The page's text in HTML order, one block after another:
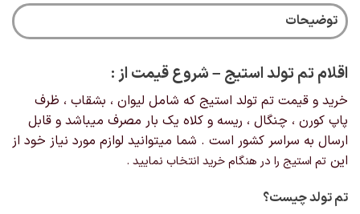
باشد.
ها
در
صفحه
محصول
انتخاب
توضیحات
اقلام تم تولد استیج – شروع قیمت از :
خرید و قیمت تم تولد استیج که شامل لیوان ، بشقاب ، ظرف
پاپ کورن ، چنگال ، ریسه و کلاه یک بار مصرف میباشد و قابل
ارسال به سراسر کشور است . شما میتوانید لوازم مورد نیاز خود از
این تم استیج را در هنگام خرید انتخاب نمایید .
تم تولد چیست؟